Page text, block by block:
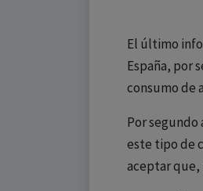
El último
España, por
consumo de
Por segundo
este tipo de
aceptar que,